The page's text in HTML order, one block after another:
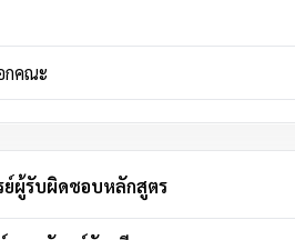
ย์ผู้รับผิดชอบหลักสูตร